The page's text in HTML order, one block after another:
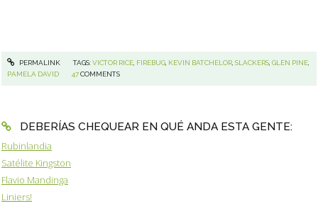
PERMALINK TAGS:VICTOR RICE, FIREBUG, KEVIN BATCHELOR, SLACKERS, GLEN PINE,
PAMELA DAVID
47 COMMENTS
DEBERÍAS CHEQUEAR EN QUÉ ANDA ESTA GENTE:
Rubinlandia
Satélite Kingston
Flavio Mandinga
Liniers!